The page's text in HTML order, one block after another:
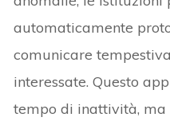
automaticamente
comunicare
interessate. Questo
tempo di inattività,